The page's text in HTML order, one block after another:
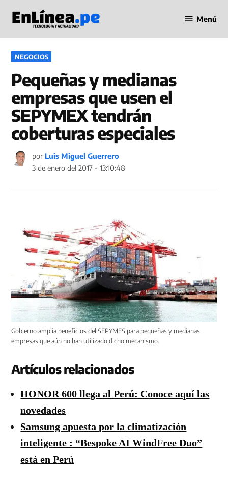
contenido
en Línea
Menú
PUBLICADO
EN
NEGOCIOS
Pequeñas y medianas
empresas que usen el
SEPYMEX tendrán
coberturas especiales
por Luis Miguel Guerrero
3 de enero del 2017 - 13:10:48
Gobierno amplia beneficios del SEPYMES para pequeñas y medianas
empresas que aún no han utilizado dicho mecanismo.
Artículos relacionados
HONOR 600 llega al Perú: Conoce aquí las
novedades
Samsung apuesta por la climatización
inteligente : “Bespoke AI WindFree Duo”
está en Perú